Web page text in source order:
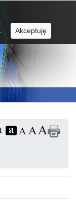
Akceptuję